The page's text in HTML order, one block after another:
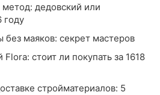
дедовский или
году
без маяков: секрет мастеров
стоит ли покупать за 1618
стройматериалов: 5